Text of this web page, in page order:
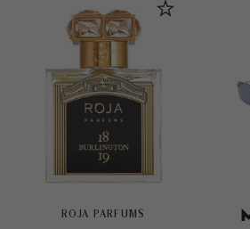
ROJA PARFUMS